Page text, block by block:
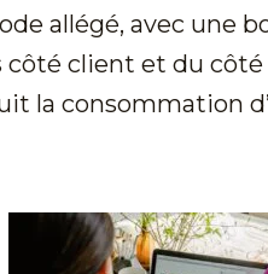
allégé, avec une
client et du côté
la consommation